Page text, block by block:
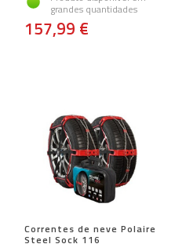
grandes quantidades
157,99 €
Correntes de neve Polaire
Steel Sock 116